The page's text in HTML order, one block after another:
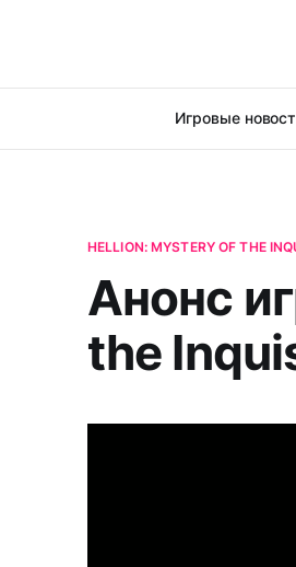
Игровые
HELLION: MYSTERY OF THE
Анонс
the